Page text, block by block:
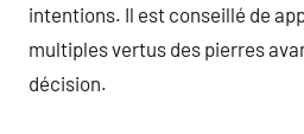
intentions. Il est conseillé de
multiples vertus des pierres
décision.